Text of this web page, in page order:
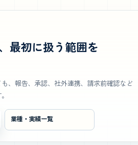
最初に扱う範囲を
、報告、承認、社外連携、請求前確認など
業種・実績一覧